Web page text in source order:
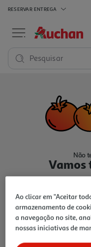
RESERVAR ENTREGA
Pesquisar
Não
Vamos
Ir para
Ao clicar em "Aceitar
armazenamento de
a navegação no site,
nossas iniciativas de